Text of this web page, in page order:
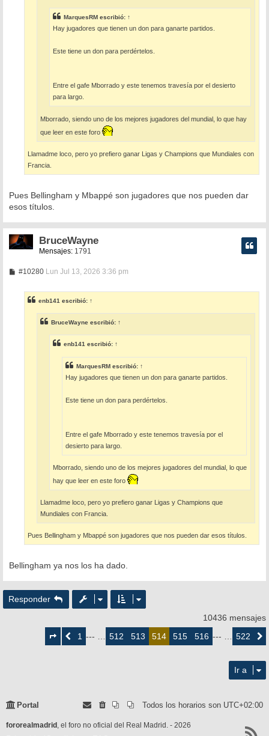
MarquesRM escribió: ↑
Hay jugadores que tienen un don para ganarte partidos.
Este tiene un don para perdértelos.
Entre el gafe Mborrado y este tenemos travesía por el desierto
para largo.
Mborrado, siendo uno de los mejores jugadores del mundial, lo que hay
que leer en este foro
Llamadme loco, pero yo prefiero ganar Ligas y Champions que Mundiales con
Francia.
Pues Bellingham y Mbappé son jugadores que nos pueden dar
esos títulos.
BruceWayne
Mensajes: 1791
#10280M
a
j
e
Lun Jul 13, 2026 3:36 pm
enb141 escribió: ↑
BruceWayne escribió: ↑
enb141 escribió: ↑
MarquesRM escribió: ↑
Hay jugadores que tienen un don para ganarte partidos.
Este tiene un don para perdértelos.
Entre el gafe Mborrado y este tenemos travesía por el
desierto para largo.
Mborrado, siendo uno de los mejores jugadores del mundial, lo que
hay que leer en este foro
Llamadme loco, pero yo prefiero ganar Ligas y Champions que
Mundiales con Francia.
Pues Bellingham y Mbappé son jugadores que nos pueden dar esos títulos.
Bellingham ya nos los ha dado.
Responder
10436 mensajes
deAnterior1 --- … 512 513 514 515 516 --- … 522
Ir a
Portal Todos los horarios son UTC+02:00
fororealmadrid , el foro no oficial del Real Madrid. - 2026